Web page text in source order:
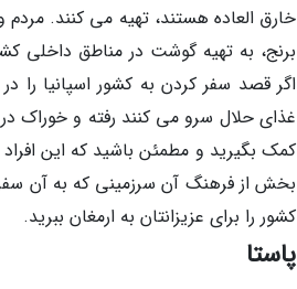
خارق العاده هستند، تهیه می کنند. مردم
برنج، به تهیه گوشت در مناطق داخلی
اگر قصد سفر کردن به کشور اسپانیا را
غذای حلال سرو می کنند رفته و خوراک
کمک بگیرید و مطمئن باشید که این
بخش از فرهنگ آن سرزمینی که به آن سفر
کشور را برای عزیزانتان به ارمغان ببرید.
پاستا